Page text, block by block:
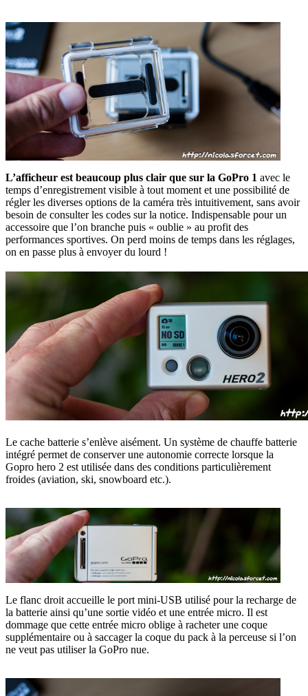
L’afficheur est beaucoup plus clair que sur la GoPro 1 avec le
temps d’enregistrement visible à tout moment et une possibilité de
régler les diverses options de la caméra très intuitivement, sans avoir
besoin de consulter les codes sur la notice. Indispensable pour un
accessoire que l’on branche puis « oublie » au profit des
performances sportives. On perd moins de temps dans les réglages,
on en passe plus à envoyer du lourd !
Le cache batterie s’enlève aisément. Un système de chauffe batterie
intégré permet de conserver une autonomie correcte lorsque la
Gopro hero 2 est utilisée dans des conditions particulièrement
froides (aviation, ski, snowboard etc.).
Le flanc droit accueille le port mini-USB utilisé pour la recharge de
la batterie ainsi qu’une sortie vidéo et une entrée micro. Il est
dommage que cette entrée micro oblige à racheter une coque
supplémentaire ou à saccager la coque du pack à la perceuse si l’on
ne veut pas utiliser la GoPro nue.